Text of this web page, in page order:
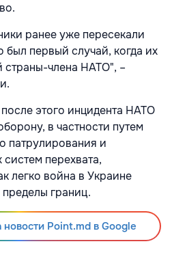
ранее уже пересекали
первый случай, когда их
страны-члена НАТО", –
этого инцидента НАТО
в частности путем
патрулирования и
перехвата,
легко война в Украине
границ.
Point.md в Google